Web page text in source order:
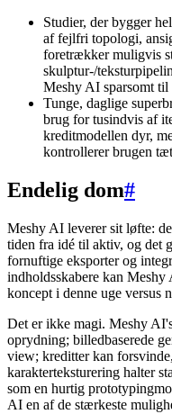
Studier, der bygger
af fejlfri topologi,
foretrækker muligvis
skulptur-/
Meshy AI sparsomt til
Tunge, daglige
brug for tusindvis af
kreditmodellen dyr,
kontrollerer brugen
Endelig dom#
Meshy AI leverer sit løfte:
tiden fra idé til aktiv, og det
fornuftige eksporter og
indholdsskabere kan
koncept i denne uge versus
Det er ikke magi. Meshy
oprydning; billedbaserede
view; kreditter kan
karakterteksturering halter
som en hurtig
AI en af de stærkeste